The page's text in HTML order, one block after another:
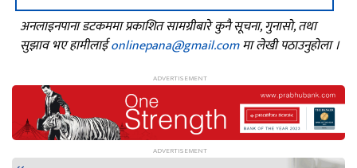
अनलाइनपाना डटकममा प्रकाशित सामग्रीबारे कुनै सूचना, गुनासो, तथा
सुझाव भए हामीलाईonlinepana@gmail.comमा लेखी पठाउनुहोला ।